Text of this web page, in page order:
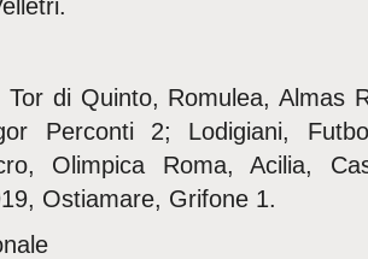
di Quinto, Romulea, Almas
Perconti 2; Lodigiani,
Olimpica Roma, Acilia,
Ostiamare, Grifone 1.